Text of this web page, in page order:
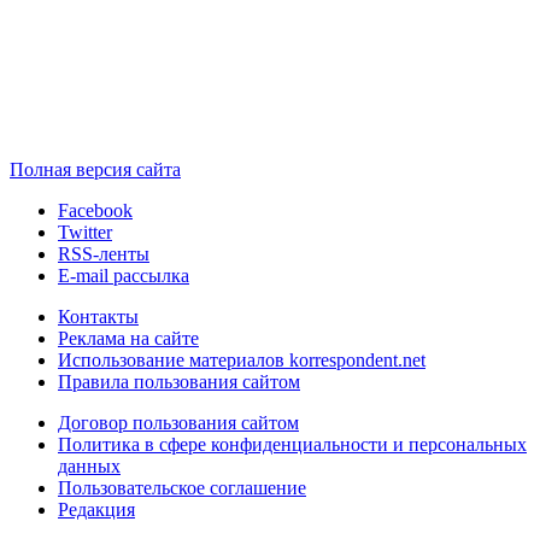
Полная версия сайта
Facebook
Twitter
RSS-ленты
E-mail рассылка
Контакты
Реклама на сайте
Использование материалов korrespondent.net
Правила пользования сайтом
Договор пользования сайтом
Политика в сфере конфиденциальности и персональных
данных
Пользовательское соглашение
Редакция